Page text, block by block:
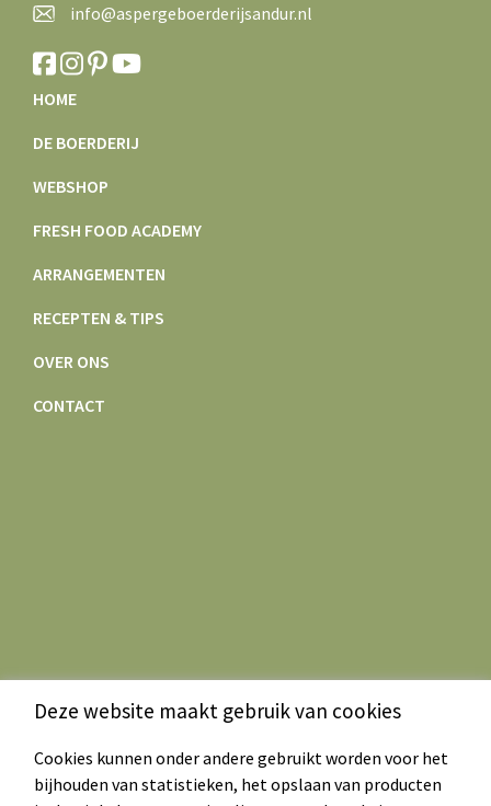
info@aspergeboerderijsandur.nl
HOME
DE BOERDERIJ
WEBSHOP
FRESH FOOD ACADEMY
ARRANGEMENTEN
RECEPTEN & TIPS
OVER ONS
CONTACT
Deze website maakt gebruik van cookies
Cookies kunnen onder andere gebruikt worden voor het
bijhouden van statistieken, het opslaan van producten